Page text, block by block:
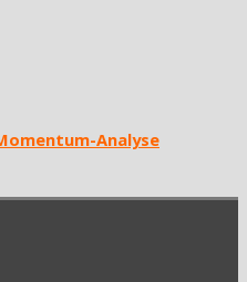
Analyse